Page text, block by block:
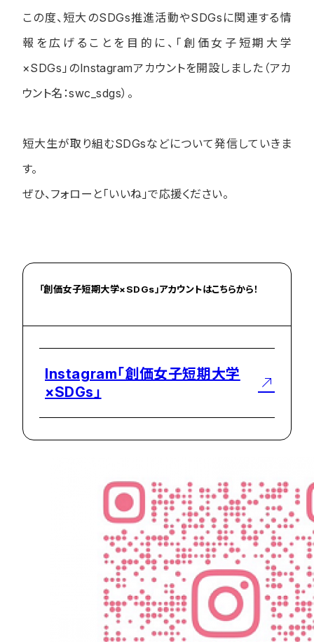
この度、短大のSDGs推進活動やSDGs に関連する情
報を広げることを目的に、「創価女子短期大学
×SDGs 」のInstagramアカウントを開設しました （アカ
ウント名：swc_sdgs）。
短大生が取り組むSDGsなどについて発信していきま
す。
ぜひ、フォローと「いいね」で応援ください。
「創価女子短期大学×SDGs」アカウントはこちらから！
Instagram「創価女子短期大学
×SDGs」